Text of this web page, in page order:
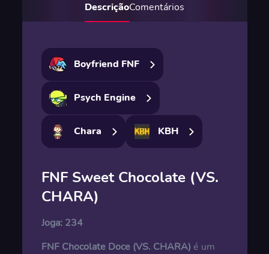
DescriçãoComentários
Boyfriend FNF
Psych Engine
Chara KBH
FNF Sweet Chocolate (VS.
CHARA)
Joga: 234
FNF Chocolate Doce (VS. CHARA) é um